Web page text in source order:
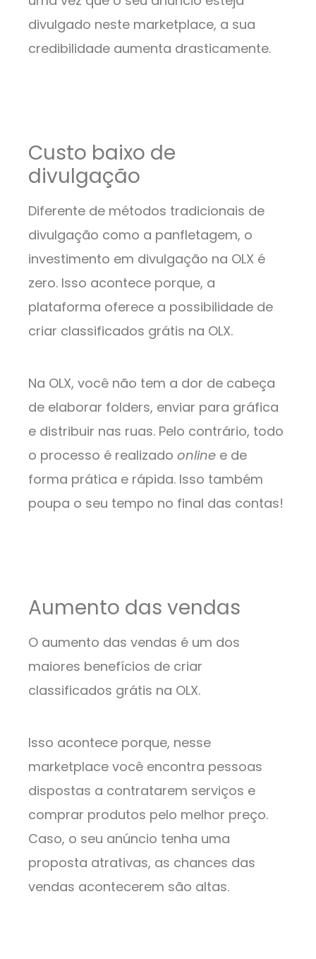
divulgado neste marketplace, a sua
credibilidade aumenta drasticamente.
Custo baixo de
divulgação
Diferente de métodos tradicionais de
divulgação como a panfletagem, o
investimento em divulgação na OLX é
zero. Isso acontece porque, a
plataforma oferece a possibilidade de
criar classificados grátis na OLX.
Na OLX, você não tem a dor de cabeça
de elaborar folders, enviar para gráfica
e distribuir nas ruas. Pelo contrário, todo
o processo é realizado online e de
forma prática e rápida. Isso também
poupa o seu tempo no final das contas!
Aumento das vendas
O aumento das vendas é um dos
maiores benefícios de criar
classificados grátis na OLX.
Isso acontece porque, nesse
marketplace você encontra pessoas
dispostas a contratarem serviços e
comprar produtos pelo melhor preço.
Caso, o seu anúncio tenha uma
proposta atrativas, as chances das
vendas acontecerem são altas.